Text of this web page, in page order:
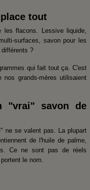
tout
flacons. Lessive liquide,
surfaces, savon pour les
?
qui fait tout ça. C'est
grands-mères utilisaient
"vrai" savon de
ne se valent pas. La plupart
de l'huile de palme,
Ce ne sont pas de réels
le nom.